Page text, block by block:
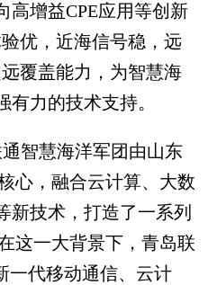
高增益CPE应用等创新
优，近海信号稳，远
覆盖能力，为智慧海
力的技术支持。
智慧海洋军团由山东
心，融合云计算、大数
新技术，打造了一系列
这一大背景下，青岛联
一代移动通信、云计